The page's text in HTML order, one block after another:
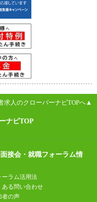
求人のクローバーナビTOPへ▲
ナビTOP
接会・就職フォーラム情
ーラム活用法
ある問い合わせ
者の声